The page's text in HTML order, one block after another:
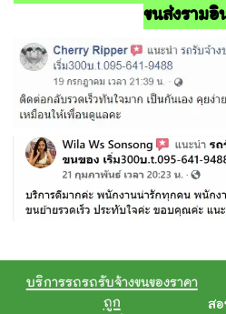
ขนส่งรามอิ
บริการรถรถรับจ้างขนของราคา
ถูก
สอ